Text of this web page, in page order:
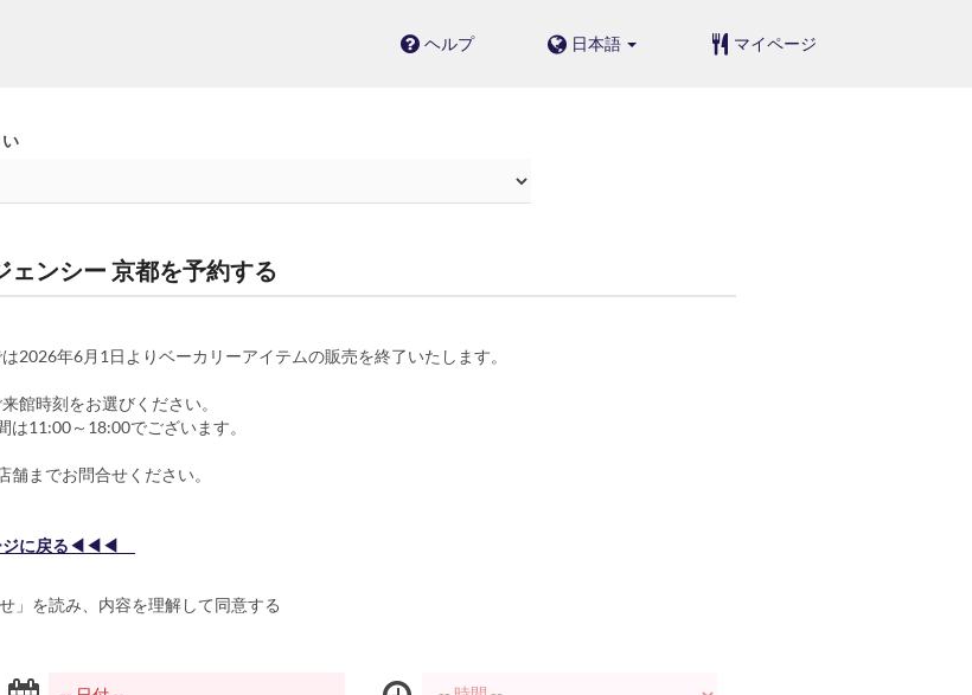
ヘルプ 日本語 マイページ
ンシー 京都を予約する
2026年6月1日よりベーカリーアイテムの販売を終了いたします。
館時刻をお選びください。
は11:00～18:00でございます。
までお問合せください。
ジに戻る◀◀◀
」を読み、内容を理解して同意する